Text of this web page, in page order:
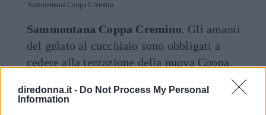
diredonna.it - Do Not Process My Personal
Information
Sammontana Coppa Cremino
Sammontana Coppa Cremino. Gli amanti
del gelato al cucchiaio sono obbligati a
cedere alla tentazione della nuova Coppa
Cremino. La ricetta? Gelato alla nocciola,
decorazione di variegato alla gianduia e